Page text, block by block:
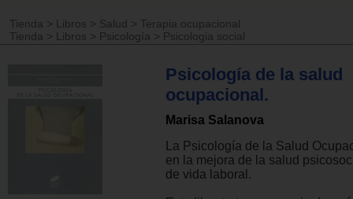
Tienda > Libros > Salud > Terapia ocupacional
Tienda
> Libros > Psicología > Psicologia social
Psicología de la salud
ocupacional.
Marisa Salanova
La Psicología de la Salud
en la mejora de la salud
de vida laboral.